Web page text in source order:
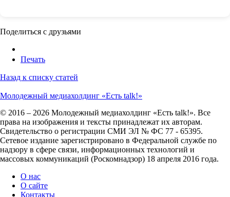
Поделиться с друзьями
Печать
Назад к списку статей
Молодежный медиахолдинг «Есть talk!»
© 2016 – 2026 Молодежный медиахолдинг «Есть talk!». Все
права на изображения и тексты принадлежат их авторам.
Свидетельство о регистрации СМИ ЭЛ № ФС 77 - 65395.
Сетевое издание зарегистрировано в Федеральной службе по
надзору в сфере связи, информационных технологий и
массовых коммуникаций (Роскомнадзор) 18 апреля 2016 года.
О нас
О сайте
Контакты